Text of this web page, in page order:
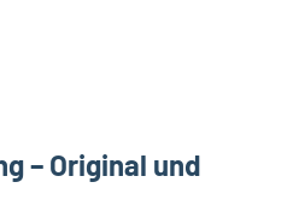
– Original und